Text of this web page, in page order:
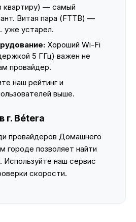
квартиру) — самый
Витая пара (FTTB) —
уже устарел.
Хороший Wi-Fi
5 ГГц) важен не
провайдер.
наш рейтинг и
выше.
г. Bétera
провайдеров Домашнего
городе позволяет найти
наш сервис
скорости.